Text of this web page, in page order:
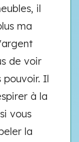
il
ma
de voir
pouvoir. Il
à la
vous
la